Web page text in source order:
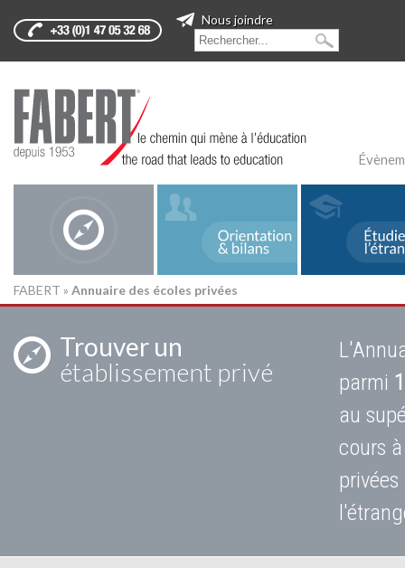
Nous joindre
FABERT » Annuaire des écoles privées
Trouver un
établissement privé
parmi
au
cours